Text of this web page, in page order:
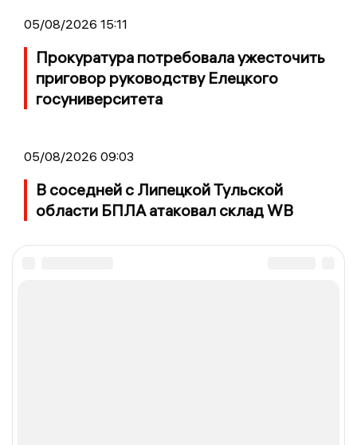
05/08/2026 15:11
Прокуратура потребовала ужесточить
приговор руководству Елецкого
госуниверситета
05/08/2026 09:03
В соседней с Липецкой Тульской
области БПЛА атаковал склад WB